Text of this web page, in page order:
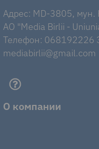
Адрес: MD-3805,
AO "Media Birlii -
Телефон: 068192226
mediabirlii@gmail.com
О компании